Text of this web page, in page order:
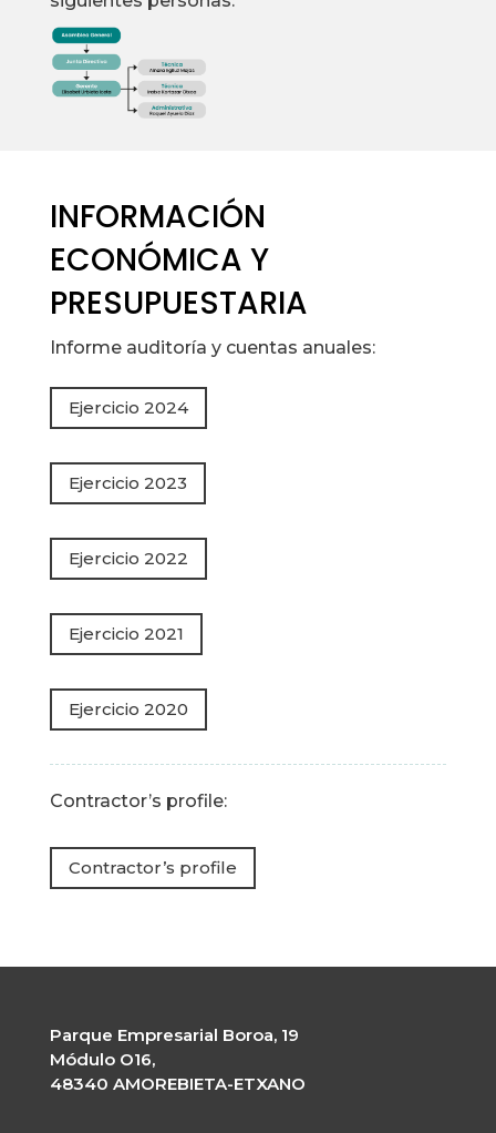
INFORMACIÓN
ECONÓMICA Y
PRESUPUESTARIA
Informe auditoría y cuentas anuales:
Ejercicio 2024
Ejercicio 2023
Ejercicio 2022
Ejercicio 2021
Ejercicio 2020
Contractor’s profile:
Contractor’s profile
Parque Empresarial Boroa, 19
Módulo O16,
48340 AMOREBIETA-ETXANO